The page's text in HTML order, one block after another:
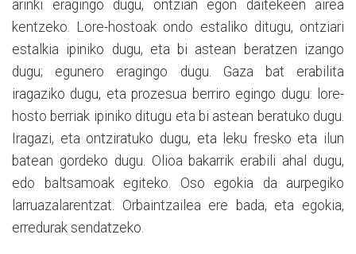
arinki eragingo dugu, ontzian egon daitekeen airea
kentzeko. Lore-hostoak ondo estaliko ditugu, ontziari
estalkia ipiniko dugu, eta bi astean
beratzen izango
dugu; egunero eragingo dugu. Gaza bat erabilita
iragaziko dugu, eta prozesua berriro egingo dugu: lore-
hosto berriak ipiniko ditugu eta bi astean beratuko dugu.
Iragazi, eta ontziratuko dugu, eta leku fresko eta ilun
batean gordeko dugu. Olioa bakarrik erabili ahal dugu,
edo baltsamoak egiteko. Oso egokia da aurpegiko
larruazalarentzat. Orbaintzailea ere bada, eta egokia,
erredurak sendatzeko.